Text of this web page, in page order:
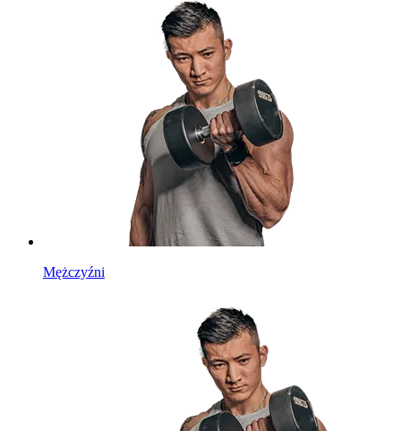
Mężczyźni